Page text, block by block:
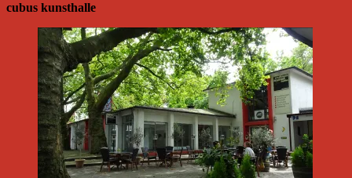
cubus kunsthalle